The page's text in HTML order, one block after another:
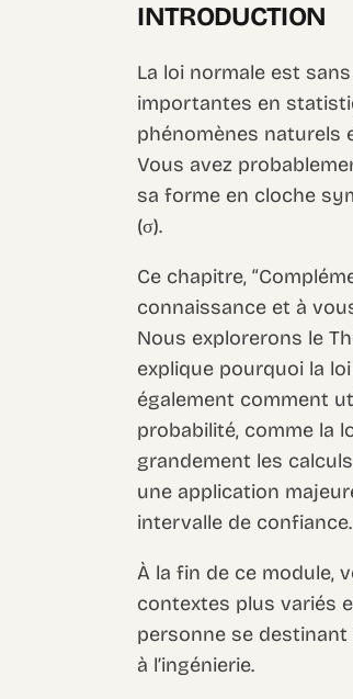
INTRODUCTION
La loi normale est
importantes en
phénomènes naturels
Vous avez
sa forme en cloche
(σ).
Ce chapitre,
connaissance et à
Nous explorerons le
explique pourquoi la
également comment
probabilité, comme la
grandement les
une application
intervalle de confiance.
À la fin de ce module,
contextes plus variés
personne se destinant
à l’ingénierie.